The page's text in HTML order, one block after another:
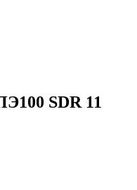
SDR 11